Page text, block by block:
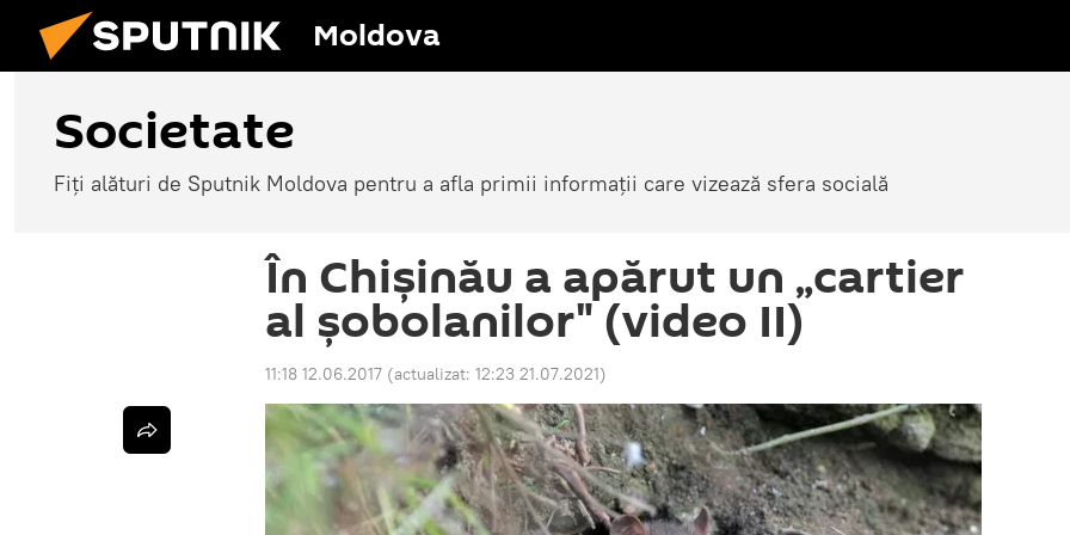
Moldova
Societate
Fiți alături de Sputnik Moldova pentru a afla primii informații care vizează sfera socială
În Chișinău a apărut un „cartier
al șobolanilor" (video II)
11:18 12.06.2017 (actualizat: 12:23 21.07.2021)